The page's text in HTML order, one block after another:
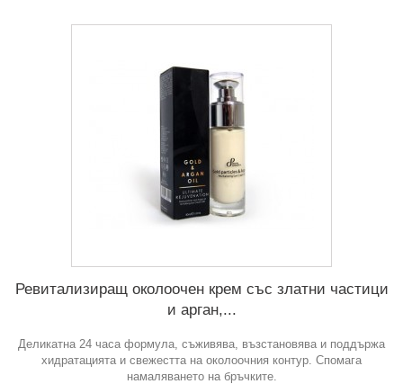
Ревитализиращ околоочен крем със златни частици
и арган,...
Деликатна 24 часа формула, съживява, възстановява и поддържа
хидратацията и свежестта на околоочния контур. Спомага
намаляването на бръчките.